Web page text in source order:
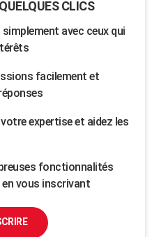
CLICS
avec ceux qui
facilement et
expertise et aidez les
fonctionnalités
vous inscrivant